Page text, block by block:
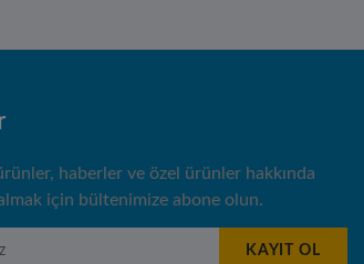
haberler ve özel ürünler hakkında
için bültenimize abone olun.
KAYIT OL